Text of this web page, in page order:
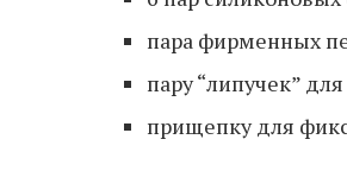
пара фирменных
пару “липучек”
прищепку для